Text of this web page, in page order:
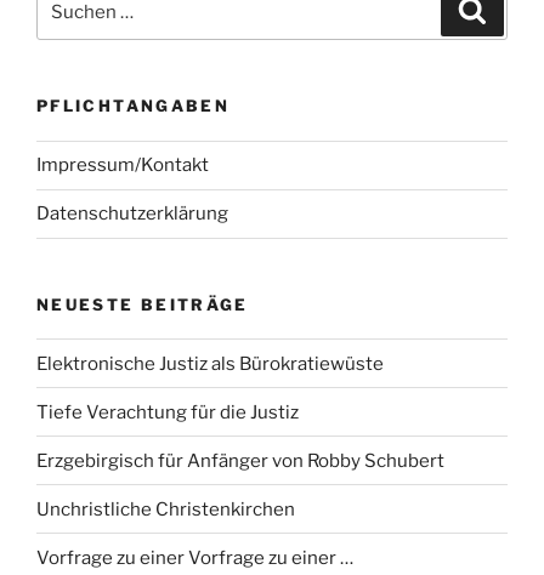
nach:
PFLICHTANGABEN
Impressum/Kontakt
Datenschutzerklärung
NEUESTE BEITRÄGE
Elektronische Justiz als Bürokratiewüste
Tiefe Verachtung für die Justiz
Erzgebirgisch für Anfänger von Robby Schubert
Unchristliche Christenkirchen
Vorfrage zu einer Vorfrage zu einer …